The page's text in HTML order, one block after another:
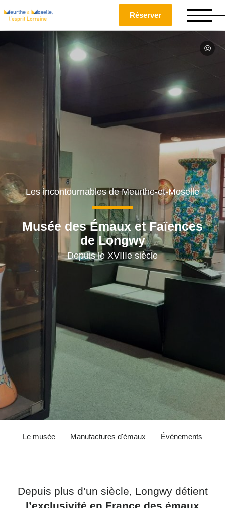
Réserver
Les incontournables de Meurthe-et-Moselle
Musée des Émaux et Faïences
de Longwy
Depuis le XVIIIe siècle
Le musée Manufactures d'émaux Évènements
Depuis plus d’un siècle, Longwy détient